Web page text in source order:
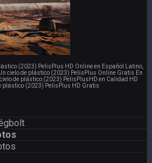
(2023) PelisPlus HD Online en Español Latino,
cielo de plástico (2023) PelisPlus Online Gratis En
de plástico (2023) PelisPlusHD en Calidad HD
plástico (2023) PelisPlus HD Gratis